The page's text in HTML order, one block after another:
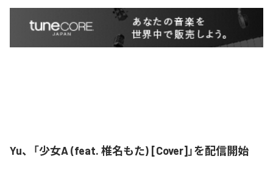
Yu、「少女A (feat. 椎名もた) [Cover]」を配信開始